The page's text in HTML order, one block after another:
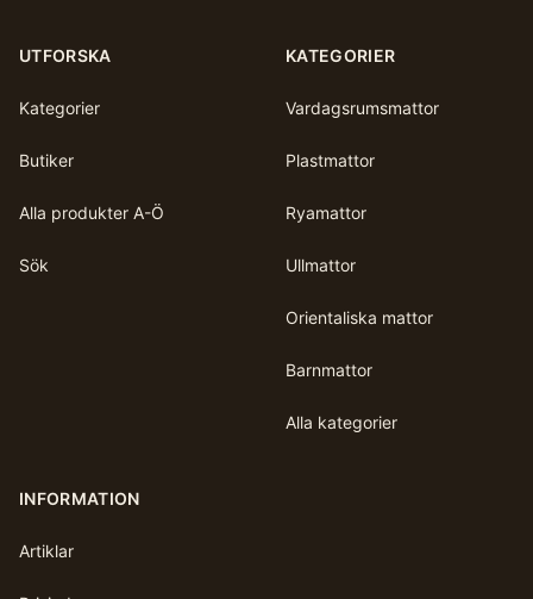
UTFORSKA
Kategorier
Butiker
Alla produkter A-Ö
Sök
KATEGORIER
Vardagsrumsmattor
Plastmattor
Ryamattor
Ullmattor
Orientaliska mattor
Barnmattor
Alla kategorier
INFORMATION
Artiklar